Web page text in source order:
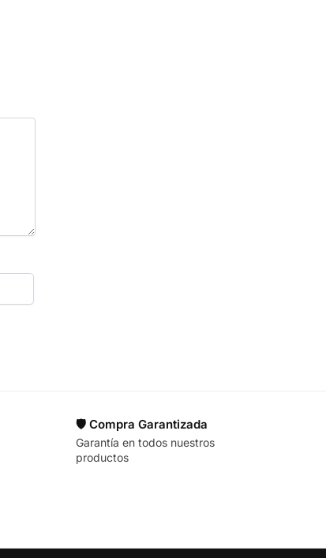
🛡️ Compra Garantizada
Garantía en todos nuestros
productos